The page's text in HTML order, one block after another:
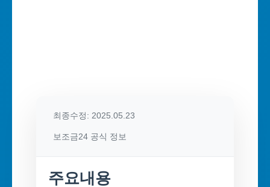
최종수정: 2025.05.23
보조금24 공식 정보
주요내용